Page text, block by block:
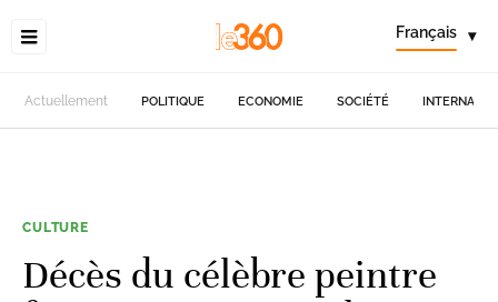
Français ▾
Actuellement POLITIQUE ECONOMIE SOCIÉTÉ
CULTURE
Décès du célèbre peintre